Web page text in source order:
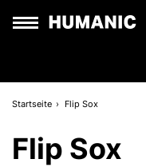
Startseite Flip Sox
Flip Sox